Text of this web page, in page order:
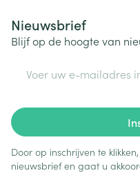
Nieuwsbrief
Blijf op de hoogte van
Door op inschrijven te
nieuwsbrief en gaat u